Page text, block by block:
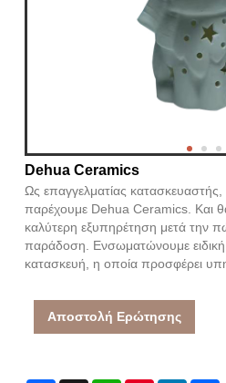
Dehua Ceramics
Ως επαγγελματίας
παρέχουμε Dehua Ceramics. Και
καλύτερη εξυπηρέτηση μετά την
παράδοση. Ενσωματώνουμε ειδική
κατασκευή, η οποία προσφέρει
Αποστολή Ερώτησης